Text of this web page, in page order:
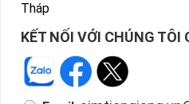
Tháp
KẾT NỐI VỚI CHÚNG TÔI